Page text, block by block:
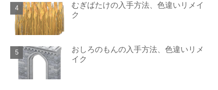
むぎばたけの入手方法、色違いリメイ
ク
おしろのもんの入手方法、色違いリメ
イク